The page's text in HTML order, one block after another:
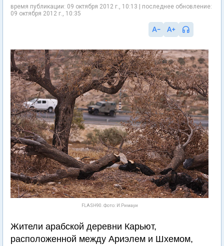
время публикации: 09 октября 2012 г., 10:13 | последнее обновление:
09 октября 2012 г., 10:35
FLASH90. Фото: И.Римауи
Жители арабской деревни Карьют,
расположенной между Ариэлем и Шхемом,